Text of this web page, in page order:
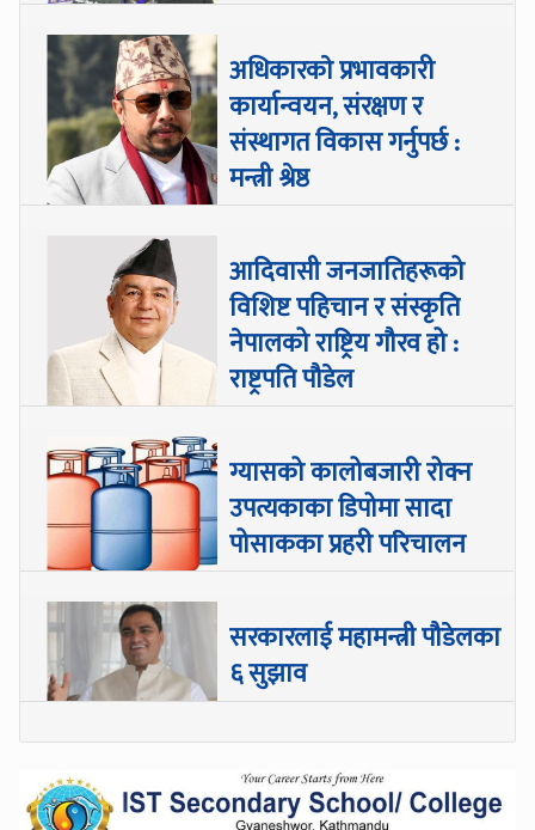
अधिकारकाे प्रभावकारी
कार्यान्वयन, संरक्षण र
संस्थागत विकास गर्नुपर्छ :
मन्त्री श्रेष्ठ
आदिवासी जनजातिहरूको
विशिष्ट पहिचान र संस्कृति
नेपालको राष्ट्रिय गौरव हो :
राष्ट्रपति पौडेल
ग्यासको कालोबजारी रोक्न
उपत्यकाका डिपोमा सादा
पोसाकका प्रहरी परिचालन
सरकारलाई महामन्त्री पौडेलका
६ सुझाव